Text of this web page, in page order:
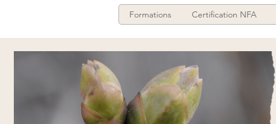
Formations Certification NFA